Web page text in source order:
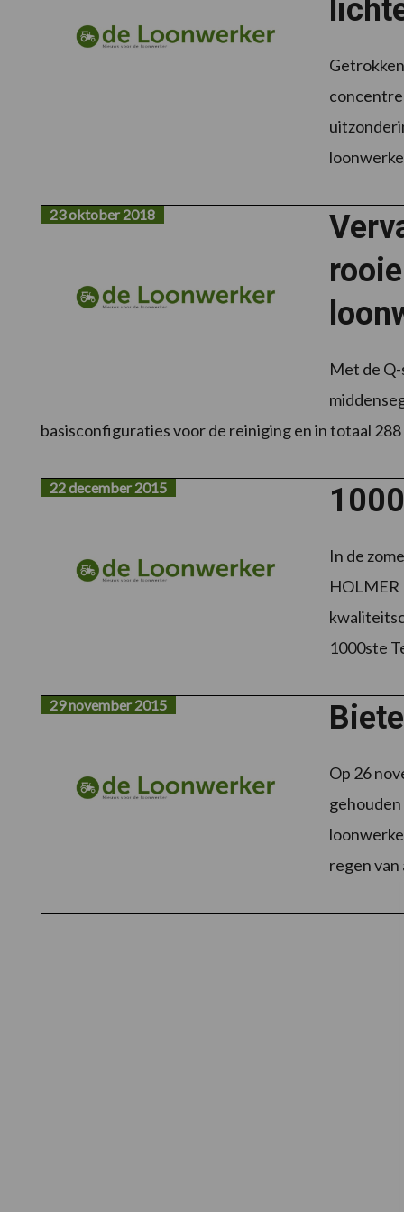
23 oktober 2018
Met de
basisconfiguraties voor de reiniging en in totaal
22 december 2015
In de
HOLMER
1000ste
29 november 2015
Op 26
regen